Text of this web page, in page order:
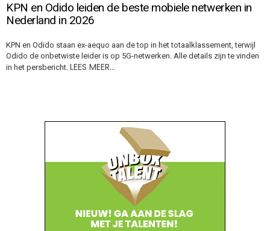
KPN en Odido leiden de beste mobiele netwerken in
Nederland in 2026
KPN en Odido staan ex-aequo aan de top in het totaalklassement, terwijl
Odido de onbetwiste leider is op 5G-netwerken. Alle details zijn te vinden
in het persbericht. LEES MEER…